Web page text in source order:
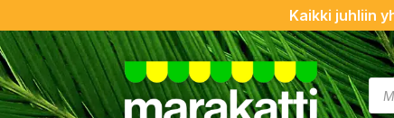
Kaikki juhliin